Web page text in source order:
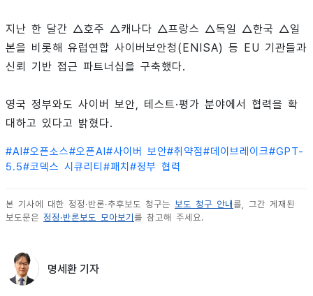
지난 한 달간 △호주 △캐나다 △프랑스 △독일 △한국 △일
본을 비롯해 유럽연합 사이버보안청(ENISA) 등 EU 기관들과
신뢰 기반 접근 파트너십을 구축했다.
영국 정부와도 사이버 보안, 테스트·평가 분야에서 협력을 확
대하고 있다고 밝혔다.
#AI#오픈소스#오픈AI#사이버 보안#취약점#데이브레이크#GPT-
5.5#코덱스 시큐리티 #패치 #정부 협력
본 기사에 대한 정정·반론·추후보도 청구는 보도 청구 안내 를, 그간 게재된
보도문은 정정·반론보도 모아보기 를 참고해 주세요.
명세환 기자